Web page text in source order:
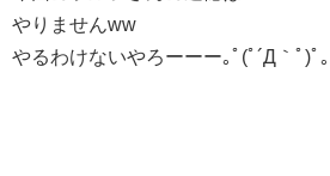
やりませんww
やるわけないやろーーー｡ﾟ(ﾟ´Д｀ﾟ)ﾟ